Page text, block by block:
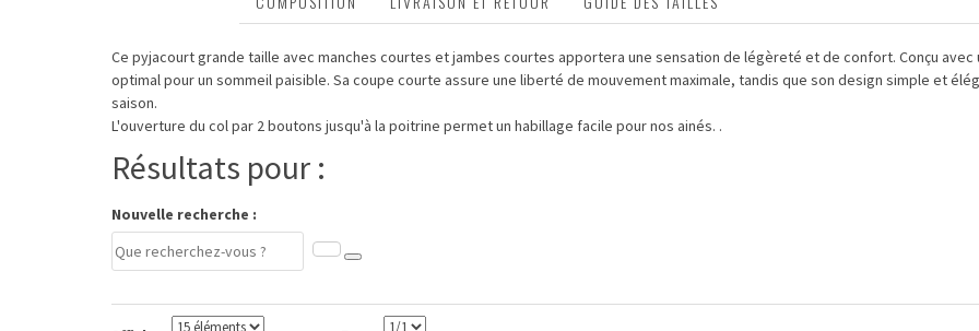
Ce pyjacourt grande taille avec manches courtes et jambes courtes apportera une sensation de légèreté et de confort. Conçu
optimal pour un sommeil paisible. Sa coupe courte assure une liberté de mouvement maximale, tandis que son design simple et
saison.
L'ouverture du col par 2 boutons jusqu'à la poitrine permet un habillage facile pour nos ainés. .
Résultats pour :
Nouvelle recherche :